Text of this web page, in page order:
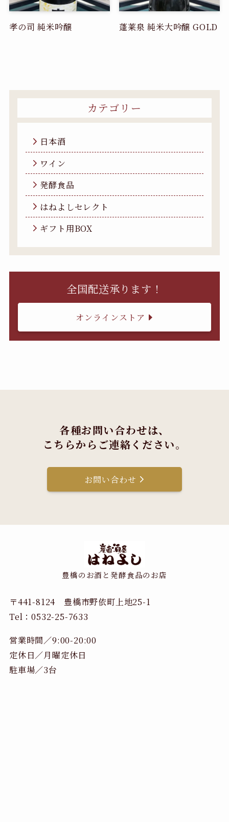
孝の司 純米吟醸 蓬莱泉 純米大吟醸 GOLD
カテゴリー
日本酒
ワイン
発酵食品
はねよしセレクト
ギフト用BOX
全国配送承ります！
オンラインストア
各種お問い合わせは、
こちらからご連絡ください。
お問い合わせ
豊橋のお酒と発酵食品のお店
〒441-8124 豊橋市野依町上地25-1
Tel：0532-25-7633
営業時間／9:00-20:00
定休日／月曜定休日
駐車場／3台